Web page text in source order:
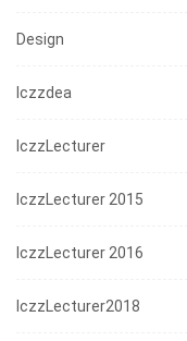
Design
Iczzdea
IczzLecturer
IczzLecturer 2015
IczzLecturer 2016
IczzLecturer2018